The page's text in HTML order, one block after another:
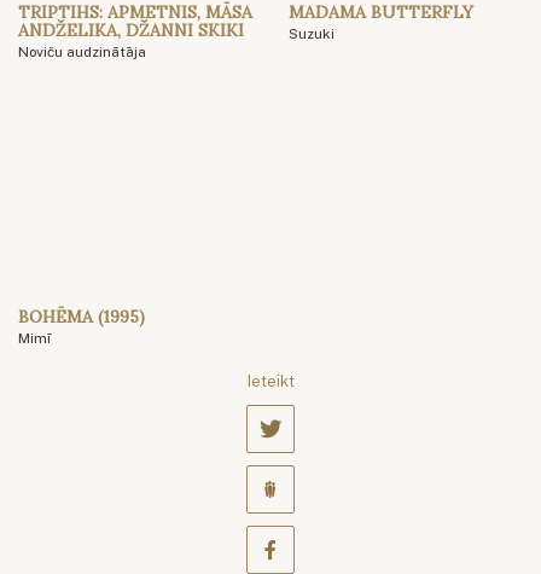
TRIPTIHS: APMETNIS, MĀSA
ANDŽELIKA, DŽANNI SKIKI
Noviču audzinātāja
MADAMA BUTTERFLY
Suzuki
BOHĒMA (1995)
Mimī
Ieteikt